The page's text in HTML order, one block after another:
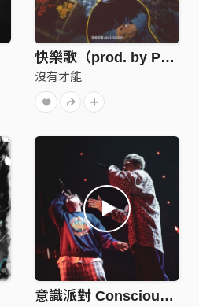
快樂歌（prod. by PUZZLEMAN）
沒有才能
意識派對 ConsciousnessParty